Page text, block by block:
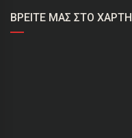
ΒΡΕΊΤΕ ΜΑΣ ΣΤΟ ΧΆΡΤΗ